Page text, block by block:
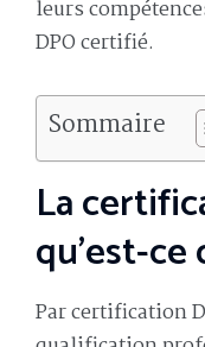
leurs
DPO certifié.
Sommaire
La
qu’est-ce
Par certification